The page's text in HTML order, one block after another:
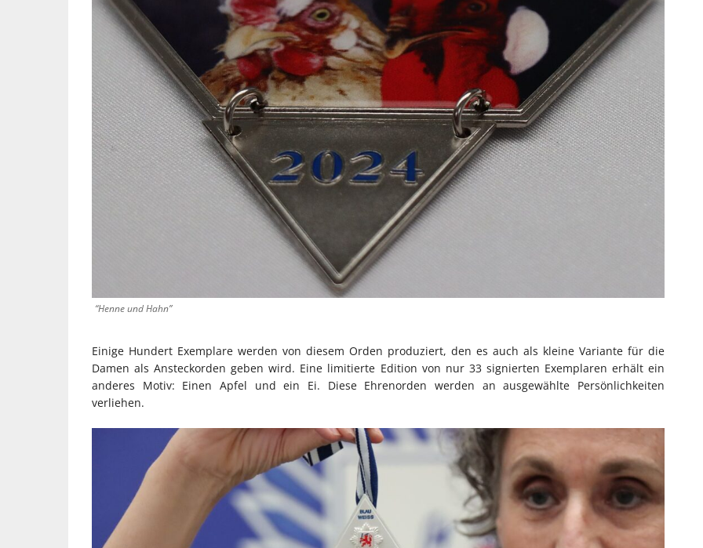
“Henne und Hahn”
Einige Hundert Exemplare werden von diesem Orden produziert, den es auch als kleine Variante für die
Damen als Ansteckorden geben wird. Eine limitierte Edition von nur 33 signierten Exemplaren erhält ein
anderes Motiv: Einen Apfel und ein Ei. Diese Ehrenorden werden an ausgewählte Persönlichkeiten
verliehen.